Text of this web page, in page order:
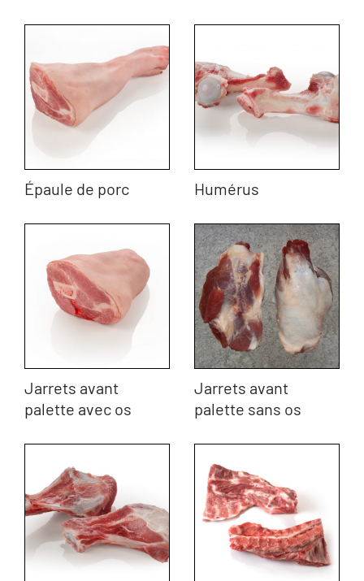
Épaule de porc Humérus
Jarrets avant
palette avec os
Jarrets avant
palette sans os